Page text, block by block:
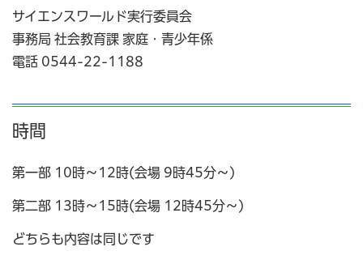
サイエンスワールド実行委員会
事務局 社会教育課 家庭・青少年係
電話 0544-22-1188
時間
第一部 10時～12時(会場 9時45分～)
第二部 13時～15時(会場 12時45分～)
どちらも内容は同じです